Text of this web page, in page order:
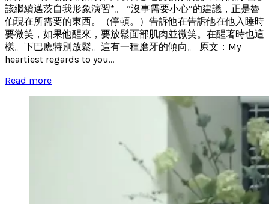
該繼續邁茨自我形象演習*。 “沒事需要小心”的建議，正是魯
伯現在所需要的東西。（停頓。）告訴他在告訴他在他入睡時
要微笑，如果他醒來，要放鬆面部肌肉並微笑。在醒著時也這
樣。下巴應特別放鬆。這有一種磨牙的傾向。 原文：My
heartiest regards to you...
Read more